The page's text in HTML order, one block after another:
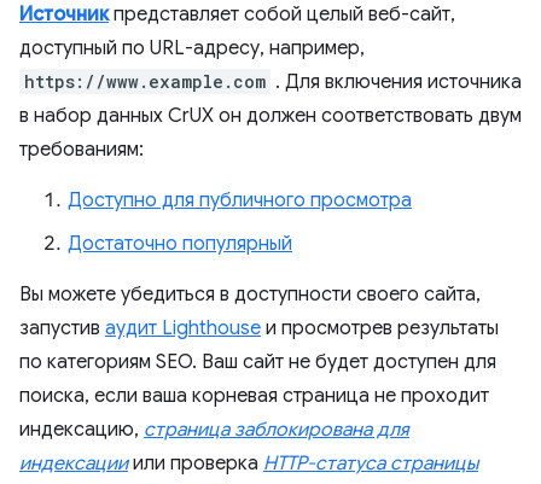
Источникпредставляет собой целый веб-сайт,
доступный по URL-адресу, например,
https://www.example.com . Для включения источника
в набор данных CrUX он должен соответствовать двум
требованиям:
Доступно для публичного просмотра
Достаточно популярный
Вы можете убедиться в доступности своего сайта,
запустив аудит Lighthouse и просмотрев результаты
по категориям SEO. Ваш сайт не будет доступен для
поиска, если ваша корневая страница не проходит
индексацию, страница заблокирована для
индексацииили проверка HTTP-статуса страницы